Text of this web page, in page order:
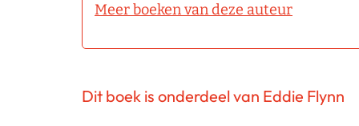
Meer boeken van deze auteur
Dit boek is onderdeel van Eddie Flynn